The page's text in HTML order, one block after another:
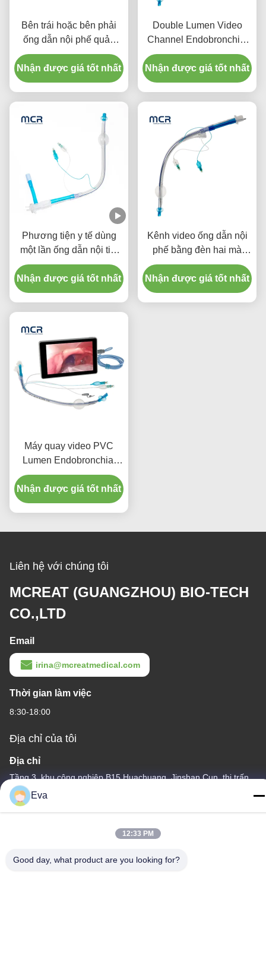
Bên trái hoặc bên phải
ống dẫn nội phế quản
bằng ống dẫn video
Nhận được giá tốt nhất
Double Lumen Video
Channel Endobronchial
Tube Visual Oral PVC
Plain
Nhận được giá tốt nhất
Phương tiện y tế dùng
một lần ống dẫn nội tiết
quang kép với cuff PU
mỏng
Nhận được giá tốt nhất
Kênh video ống dẫn nội
phế bằng đèn hai mà
không có máy ảnh
Nhận được giá tốt nhất
Máy quay video PVC
Lumen Endobronchial
cho người lớn
Nhận được giá tốt nhất
Liên hệ với chúng tôi
MCREAT (GUANGZHOU) BIO-TECH
CO.,LTD
Email
irina@mcreatmedical.com
Thời gian làm việc
8:30-18:00
Địa chỉ của tôi
Địa chỉ
Tầng 3, khu công nghiệp B15 Huachuang, Jinshan Cun, thị trấn
Shiji, quận Panyu, Quảng Châu, Quảng Đông Trung Quốc
Điện thoại
Eva
12:33 PM
Good day, what product are you looking for?